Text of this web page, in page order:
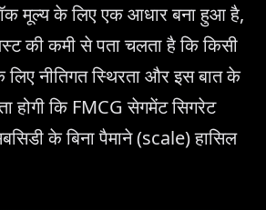
मूल्य के लिए एक आधार बना हुआ है,
की कमी से पता चलता है कि किसी
लिए नीतिगत स्थिरता और इस बात के
होगी कि FMCG सेगमेंट सिगरेट
के बिना पैमाने (scale) हासिल